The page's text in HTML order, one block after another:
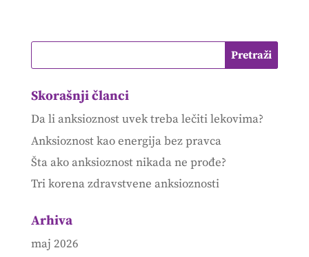
Skorašnji članci
Da li anksioznost uvek treba lečiti lekovima?
Anksioznost kao energija bez pravca
Šta ako anksioznost nikada ne prođe?
Tri korena zdravstvene anksioznosti
Arhiva
maj 2026